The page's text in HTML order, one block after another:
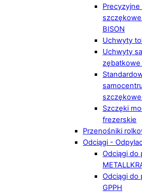
BISON
Uchwyty
Uchwyty
zębatkowe
szczękowe
Szczęki
frezerskie
Przenośniki
Odciągi -
Odciągi do
Odciągi do
GPPH